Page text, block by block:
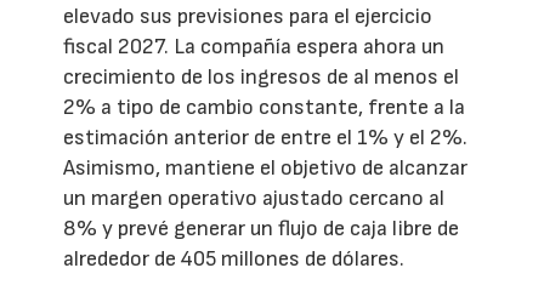
elevado sus previsiones para el ejercicio
fiscal 2027. La compañía espera ahora un
crecimiento de los ingresos de al menos el
2% a tipo de cambio constante, frente a la
estimación anterior de entre el 1% y el 2%.
Asimismo, mantiene el objetivo de alcanzar
un margen operativo ajustado cercano al
8% y prevé generar un flujo de caja libre de
alrededor de 405 millones de dólares.